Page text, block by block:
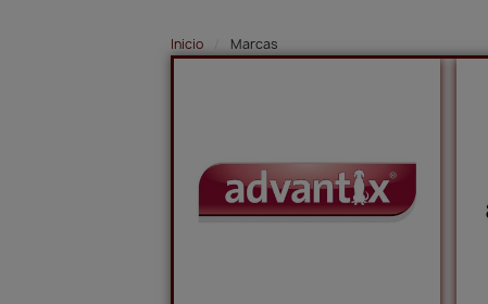
Inicio Marcas